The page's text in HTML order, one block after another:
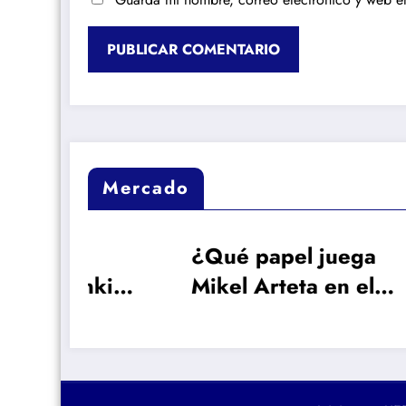
Mercado
¿Qué papel juega
Mikel Arteta en el
por Vinicius?